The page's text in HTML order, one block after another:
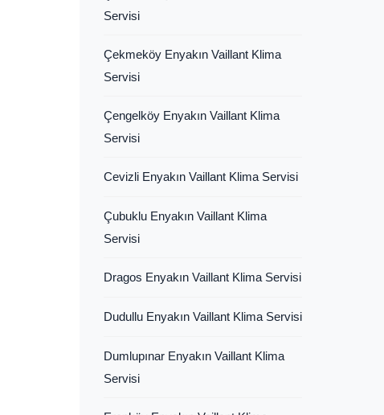
Servisi
Çekmeköy Enyakın Vaillant Klima
Servisi
Çengelköy Enyakın Vaillant Klima
Servisi
Cevizli Enyakın Vaillant Klima Servisi
Çubuklu Enyakın Vaillant Klima
Servisi
Dragos Enyakın Vaillant Klima Servisi
Dudullu Enyakın Vaillant Klima Servisi
Dumlupınar Enyakın Vaillant Klima
Servisi